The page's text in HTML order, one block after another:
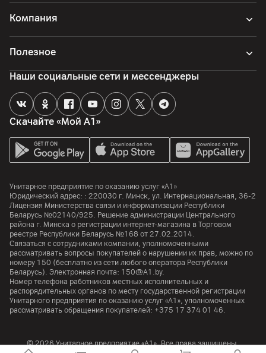
Компания
Полезное
Скачайте «Мой А1»
Наши социальные сети и мессенджеры
Унитарное предприятие по оказанию услуг «А1»
Юридический адрес: : 220030 г. Минск, ул. Интернациональная, 36-2
Лицензия Министерства связи и информатизации Республики
Беларусь №02140/925. Решение администрации Центрального
района г. Минска о регистрации интернет-магазина в Торговом
реестре Республики Беларусь №168 от 27.02.2014.
Связаться с сотрудниками компании, уполномоченными
рассматривать вопросы покупателей о нарушении их прав, можно по
номеру 150 (бесплатно из сети любого оператора Республики
Беларусь). Электронная почта: 150@A1.by.
Номер телефона работников местных исполнительных и
распорядительных органов по месту государственной регистрации
Унитарного предприятия по оказанию услуг «А1», уполномоченных
рассматривать обращения покупателей: +375 17 374 01 46.
© 2026 Унитарное предприятие «А1». Все права защищены.